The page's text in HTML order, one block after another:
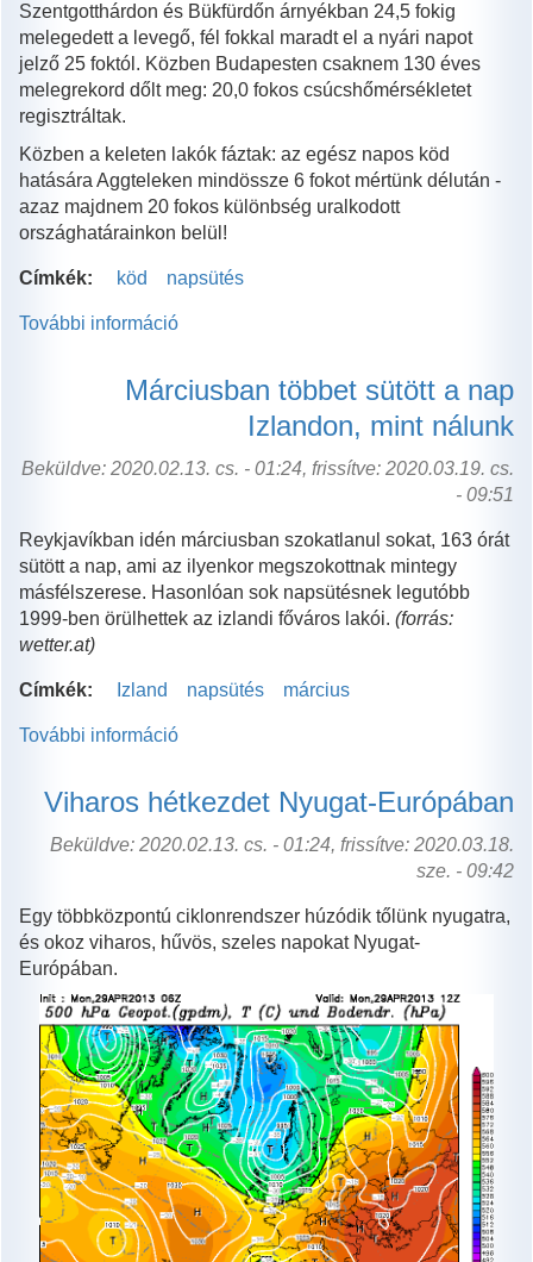
Szentgotthárdon és Bükfürdőn árnyékban 24,5 fokig
melegedett a levegő, fél fokkal maradt el a nyári napot
jelző 25 foktól. Közben Budapesten csaknem 130 éves
melegrekord dőlt meg: 20,0 fokos csúcshőmérsékletet
regisztráltak.
Közben a keleten lakók fáztak: az egész napos köd
hatására Aggteleken mindössze 6 fokot mértünk délután -
azaz majdnem 20 fokos különbség uralkodott
országhatárainkon belül!
Címkék: köd napsütés
További információ
különbség!
tartalommal
kapcsolatosan
Márciusban többet sütött a nap
Izlandon, mint nálunk
Beküldve: 2020.02.13. cs. - 01:24, frissítve: 2020.03.19. cs.
- 09:51
Reykjavíkban idén márciusban szokatlanul sokat, 163 órát
sütött a nap, ami az ilyenkor megszokottnak mintegy
másfélszerese. Hasonlóan sok napsütésnek legutóbb
1999-ben örülhettek az izlandi főváros lakói. (forrás:
wetter.at)
Címkék: Izland napsütés március
További információ
sütött
a
nap
nálunk
tartalommal
Viharos hétkezdet Nyugat-Európában
Beküldve: 2020.02.13. cs. - 01:24, frissítve: 2020.03.18.
sze. - 09:42
Egy többközpontú ciklonrendszer húzódik tőlünk nyugatra,
és okoz viharos, hűvös, szeles napokat Nyugat-
Európában.